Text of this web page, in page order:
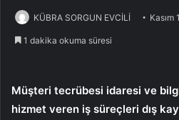
KÜBRA SORGUN EVCİLİ Kasım
1 dakika okuma süresi
Müşteri tecrübesi idaresi ve
hizmet veren iş süreçleri dış